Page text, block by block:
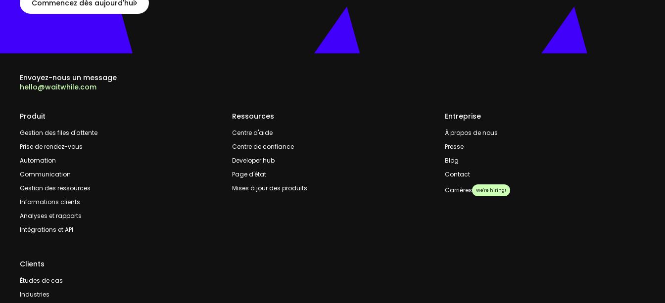
Commencez dès aujourd'hui
Envoyez-nous un message
hello@waitwhile.com
Produit
Gestion des files d'attente
Prise de rendez-vous
Automation
Communication
Gestion des ressources
Informations clients
Analyses et rapports
Intégrations et API
Ressources
Centre d'aide
Centre de confiance
Developer hub
Page d'état
Mises à jour des produits
Entreprise
À propos de nous
Presse
Blog
Contact
Carrières
We're hiring!
Clients
Études de cas
Industries